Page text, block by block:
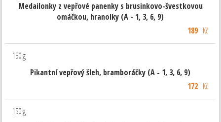
Medailonky z vepřové panenky s brusinkovo-švestkovou
omáčkou, hranolky (A - 1, 3, 6, 9)
189Kč
150 g
Pikantní vepřový šleh, bramboráčky (A - 1, 3, 6, 9)
172 Kč
150 g